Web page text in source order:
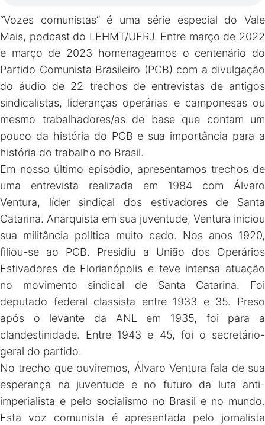
“Vozes comunistas” é uma série especial do Vale
Mais, podcast do LEHMT/UFRJ. Entre março de 2022
e março de 2023 homenageamos o centenário do
Partido Comunista Brasileiro (PCB) com a divulgação
do áudio de 22 trechos de entrevistas de antigos
sindicalistas, lideranças operárias e camponesas ou
mesmo trabalhadores/as de base que contam um
pouco da história do PCB e sua importância para a
história do trabalho no Brasil.
Em nosso último episódio, apresentamos trechos de
uma entrevista realizada em 1984 com Álvaro
Ventura, líder sindical dos estivadores de Santa
Catarina. Anarquista em sua juventude, Ventura iniciou
sua militância política muito cedo. Nos anos 1920,
filiou-se ao PCB. Presidiu a União dos Operários
Estivadores de Florianópolis e teve intensa atuação
no movimento sindical de Santa Catarina. Foi
deputado federal classista entre 1933 e 35. Preso
após o levante da ANL em 1935, foi para a
clandestinidade. Entre 1943 e 45, foi o secretário-
geral do partido.
No trecho que ouviremos, Álvaro Ventura fala de sua
esperança na juventude e no futuro da luta anti-
imperialista e pelo socialismo no Brasil e no mundo.
Esta voz comunista é apresentada pelo jornalista